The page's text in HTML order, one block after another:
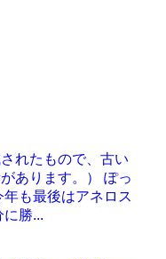
れたもので、古い
あります。） ぽっ
も最後はアネロス
勝...